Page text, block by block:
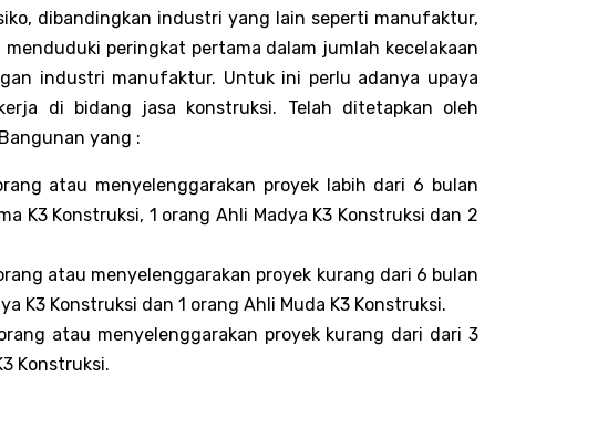
dibandingkan industri yang lain seperti manufaktur,
peringkat pertama dalam jumlah kecelakaan
industri manufaktur. Untuk ini perlu adanya upaya
di bidang jasa konstruksi. Telah ditetapkan oleh
yang :
atau menyelenggarakan proyek labih dari 6 bulan
K3 Konstruksi, 1 orang Ahli Madya K3 Konstruksi dan 2
atau menyelenggarakan proyek kurang dari 6 bulan
K3 Konstruksi dan 1 orang Ahli Muda K3 Konstruksi.
atau menyelenggarakan proyek kurang dari dari 3
Konstruksi.